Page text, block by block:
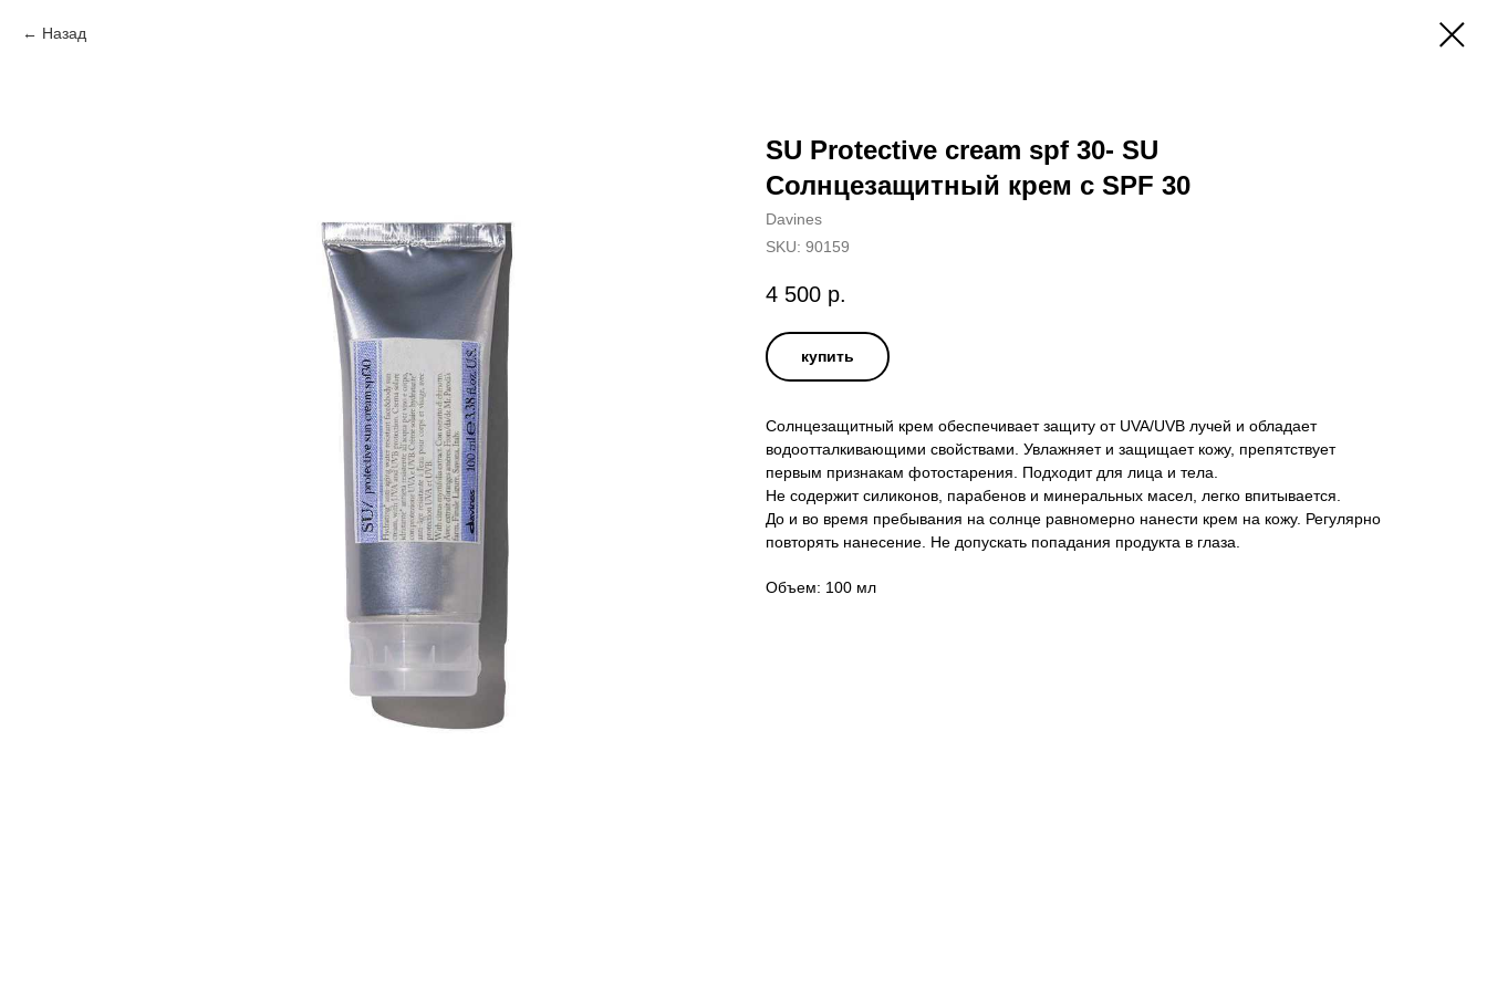
Назад
SU Protective cream spf 30- SU
Солнцезащитный крем с SPF 30
Davines
SKU: 90159
4 500 р.
купить
Солнцезащитный крем обеспечивает защиту от UVA/UVB лучей и обладает
водоотталкивающими свойствами. Увлажняет и защищает кожу, препятствует
первым признакам фотостарения. Подходит для лица и тела.
Не содержит силиконов, парабенов и минеральных масел, легко впитывается.
До и во время пребывания на солнце равномерно нанести крем на кожу. Регулярно
повторять нанесение. Не допускать попадания продукта в глаза.
Объем: 100 мл